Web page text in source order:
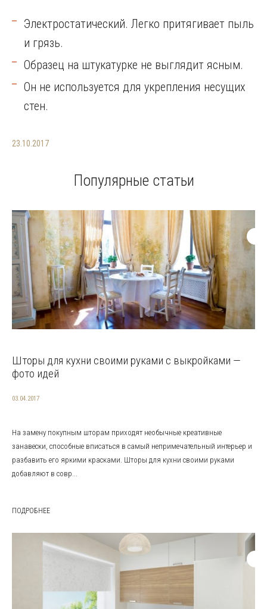
Электростатический. Легко притягивает пыль
и грязь.
Образец на штукатурке не выглядит ясным.
Он не используется для укрепления несущих
стен.
23.10.2017
Популярные статьи
Шторы для кухни своими руками с выкройками —
фото идей
03.04.2017
На замену покупным шторам приходят необычные креативные
занавески, способные вписаться в самый непримечательный интерьер и
разбавить его яркими красками. Шторы для кухни своими руками
добавляют в совр...
ПОДРОБНЕЕ